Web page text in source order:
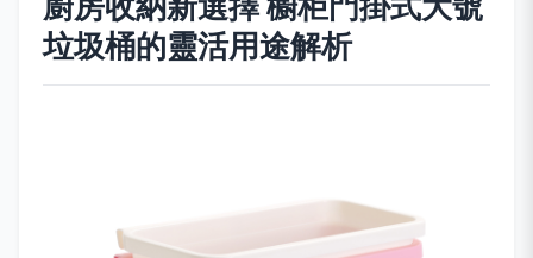
垃圾桶的靈活用途解析